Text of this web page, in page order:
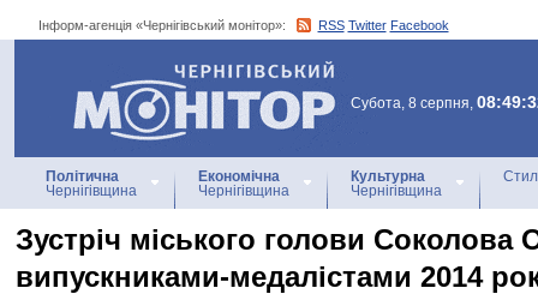
Інформ-агенція «Чернігівський монітор»: RSS Twitter Facebook
Інформ-агенція
«Чернігівський монітор»
Субота, 8 серпня,
Політична
Чернігівщина
Економічна
Чернігівщина
Культурна
Чернігівщина
Зустріч міського голови Соколова
випускниками-медалістами 2014